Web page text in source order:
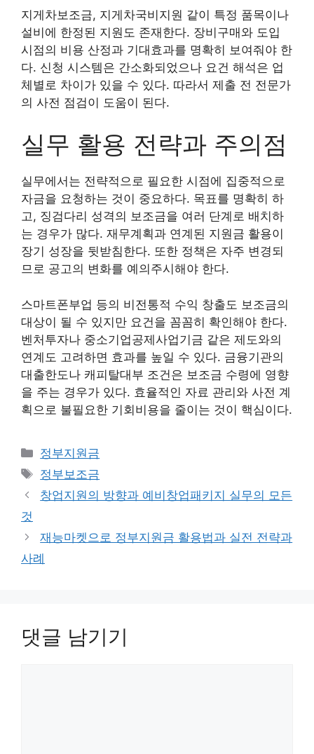
지게차보조금, 지게차국비지원 같이 특정 품목이나
설비에 한정된 지원도 존재한다. 장비구매와 도입
시점의 비용 산정과 기대효과를 명확히 보여줘야 한
다. 신청 시스템은 간소화되었으나 요건 해석은 업
체별로 차이가 있을 수 있다. 따라서 제출 전 전문가
의 사전 점검이 도움이 된다.
실무 활용 전략과 주의점
실무에서는 전략적으로 필요한 시점에 집중적으로
자금을 요청하는 것이 중요하다. 목표를 명확히 하
고, 징검다리 성격의 보조금을 여러 단계로 배치하
는 경우가 많다. 재무계획과 연계된 지원금 활용이
장기 성장을 뒷받침한다. 또한 정책은 자주 변경되
므로 공고의 변화를 예의주시해야 한다.
스마트폰부업 등의 비전통적 수익 창출도 보조금의
대상이 될 수 있지만 요건을 꼼꼼히 확인해야 한다.
벤처투자나 중소기업공제사업기금 같은 제도와의
연계도 고려하면 효과를 높일 수 있다. 금융기관의
대출한도나 캐피탈대부 조건은 보조금 수령에 영향
을 주는 경우가 있다. 효율적인 자료 관리와 사전 계
획으로 불필요한 기회비용을 줄이는 것이 핵심이다.
카
테
고
리
정부지원금
태
그
정부보조금
창업지원의 방향과 예비창업패키지 실무의 모든
것
재능마켓으로 정부지원금 활용법과 실전 전략과
사례
댓글 남기기